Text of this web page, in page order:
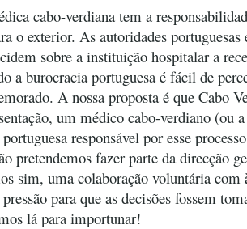
cabo-verdiana tem a
o exterior. As autoridades portuguesas
sobre a instituição hospitalar a
a burocracia portuguesa é fácil de
A nossa proposta é que Cabo
um médico cabo-verdiano (ou
responsável por esse
pretendemos fazer parte da direcção
sim, uma colaboração voluntária
para que as decisões fossem
lá para importunar!